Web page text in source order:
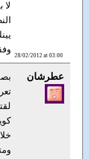
28/02/2012 at 03:00
عطرشان